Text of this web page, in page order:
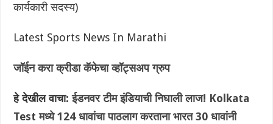
कार्यकारी सदस्य)
Latest Sports News In Marathi
जॉईन करा क्रीडा कॅफेचा व्हॉट्सअप ग्रुप
हे देखील वाचा:ईडनवर टीम इंडियाची निघाली लाज! Kolkata
Test मध्ये 124 धावांचा पाठलाग करताना भारत 30 धावांनी